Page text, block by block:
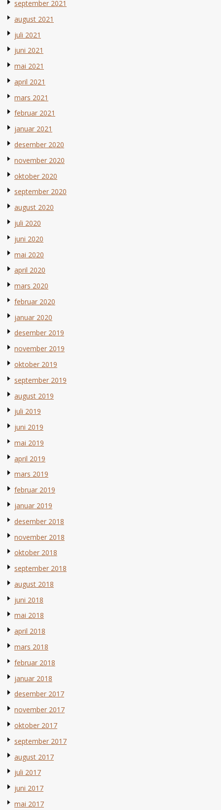
september 2021
august 2021
juli 2021
juni 2021
mai 2021
april 2021
mars 2021
februar 2021
januar 2021
desember 2020
november 2020
oktober 2020
september 2020
august 2020
juli 2020
juni 2020
mai 2020
april 2020
mars 2020
februar 2020
januar 2020
desember 2019
november 2019
oktober 2019
september 2019
august 2019
juli 2019
juni 2019
mai 2019
april 2019
mars 2019
februar 2019
januar 2019
desember 2018
november 2018
oktober 2018
september 2018
august 2018
juni 2018
mai 2018
april 2018
mars 2018
februar 2018
januar 2018
desember 2017
november 2017
oktober 2017
september 2017
august 2017
juli 2017
juni 2017
mai 2017